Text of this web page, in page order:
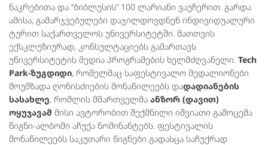
ნაკრებითა და “ბიბლუსის” 100 ლარიანი ვაუჩერით. გარდა
ამისა, გამარჯვებულები დაჯილდოვდნენ ინდივიდუალური
ტურით საქართველოს უნივერსიტეტში. მათთვის
ექსკლუზიურად, კონსულტაციებს გამართავს
უნივერსიტეტის მედია პროგრამების ხელმძღვანელი. Tech
Park-ზუგდიდი, რომელმაც საფესტივალო მედალიონები
მოუმზადა ღონისძიების მონაწილეებს დადადიანების
სასახლე, რომლის მმართველმა ანზორ (დავით)
ოყუჯავამ მისი ავტორობით შექმნილი იშვიათი გამოცემა
წიგნი-ალბომი აჩუქა ნომინანტებს. ფესტივალის
მონაწილეებს საკუთარი წიგნები გადასცა საჩუქრად